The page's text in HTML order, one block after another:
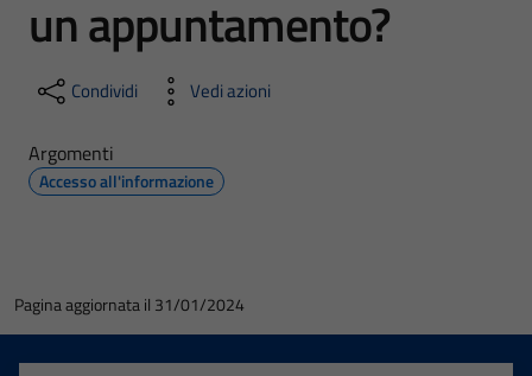
un appuntamento?
Condividi Vedi azioni
Argomenti
Accesso all'informazione
Pagina aggiornata il 31/01/2024